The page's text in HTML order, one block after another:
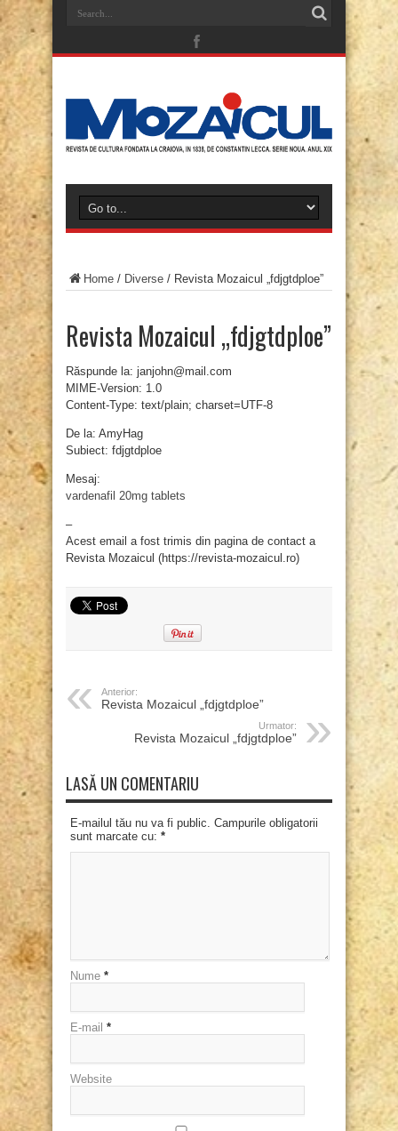
Home / Diverse / Revista Mozaicul „fdjgtdploe”
Revista Mozaicul „fdjgtdploe”
Răspunde la: janjohn@mail.com
MIME-Version: 1.0
Content-Type: text/plain; charset=UTF-8
De la: AmyHag
Subiect: fdjgtdploe
Mesaj:
vardenafil 20mg tablets
–
Acest email a fost trimis din pagina de contact a
Revista Mozaicul (https://revista-mozaicul.ro)
Anterior:
Revista Mozaicul „fdjgtdploe”
Urmator:
Revista Mozaicul „fdjgtdploe”
LASĂ UN COMENTARIU
E-mailul tău nu va fi public. Campurile obligatorii
sunt marcate cu: *
Nume *
E-mail *
Website